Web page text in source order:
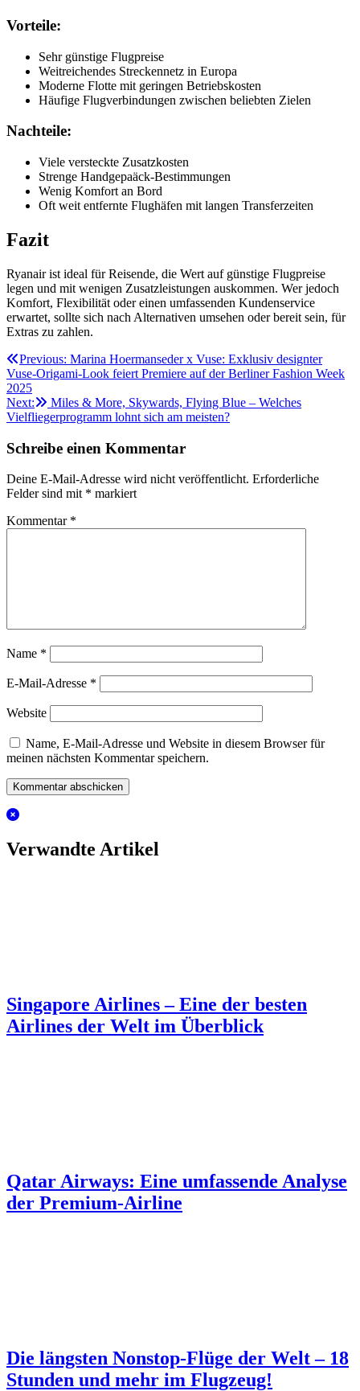
Vorteile:
Sehr günstige Flugpreise
Weitreichendes Streckennetz in Europa
Moderne Flotte mit geringen Betriebskosten
Häufige Flugverbindungen zwischen beliebten Zielen
Nachteile:
Viele versteckte Zusatzkosten
Strenge Handgepaäck-Bestimmungen
Wenig Komfort an Bord
Oft weit entfernte Flughäfen mit langen Transferzeiten
Fazit
Ryanair ist ideal für Reisende, die Wert auf günstige Flugpreise
legen und mit wenigen Zusatzleistungen auskommen. Wer jedoch
Komfort, Flexibilität oder einen umfassenden Kundenservice
erwartet, sollte sich nach Alternativen umsehen oder bereit sein, für
Extras zu zahlen.
Beitragsnavigation
Previous: Marina Hoermanseder x Vuse: Exklusiv designter
Vuse-Origami-Look feiert Premiere auf der Berliner Fashion Week
2025
Next:
Miles & More, Skywards, Flying Blue – Welches
Vielfliegerprogramm lohnt sich am meisten?
Schreibe einen Kommentar
Deine E-Mail-Adresse wird nicht veröffentlicht. Erforderliche
Felder sind mit * markiert
Kommentar *
Name *
E-Mail-Adresse *
Website
Name, E-Mail-Adresse und Website in diesem Browser für
meinen nächsten Kommentar speichern.
Verwandte Artikel
Singapore Airlines – Eine der besten
Airlines der Welt im Überblick
Qatar Airways: Eine umfassende Analyse
der Premium-Airline
Die längsten Nonstop-Flüge der Welt – 18
Stunden und mehr im Flugzeug!